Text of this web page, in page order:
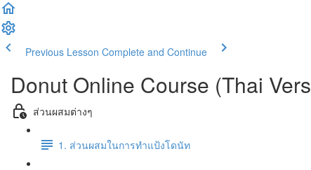
Previous Lesson Complete and Continue
Donut Online Course (Thai
ส่วนผสมต่างๆ
1. ส่วนผสมในการทำแป้งโดนัท